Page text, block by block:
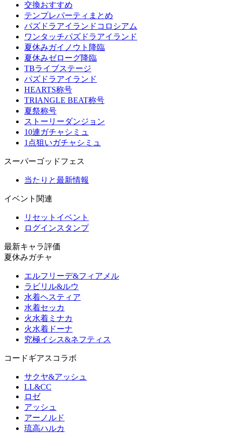
交換おすすめ
テンプレパーティまとめ
パズドラアイランドコロシアム
ワンタッチパズドラアイランド
夏休みガイノウト降臨
夏休みゼローグ降臨
TBライブステージ
パズドラアイランド
HEARTS称号
TRIANGLE BEAT称号
夏祭称号
ストーリーダンジョン
10連ガチャシミュ
1点狙いガチャシミュ
スーパーゴッドフェス
当たりと最新情報
イベント関連
リセットイベント
ログインスタンプ
最新キャラ評価
夏休みガチャ
エルフリーデ&フィアメル
ラビリル&ルウ
水着ヘスティア
水着セッカ
火水着ミナカ
火水着ドーナ
究極イシス&ネフティス
コードギアスコラボ
サクヤ&アッシュ
LL&CC
ロゼ
アッシュ
アーノルド
琉高ハルカ